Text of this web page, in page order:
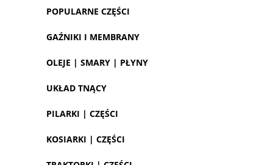
POPULARNE CZĘŚCI
GAŹNIKI I MEMBRANY
OLEJE | SMARY | PŁYNY
UKŁAD TNĄCY
PILARKI | CZĘŚCI
KOSIARKI | CZĘŚCI